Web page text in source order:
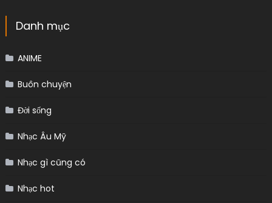
Danh mục
ANIME
Buôn chuyện
Đời sống
Nhạc Âu Mỹ
Nhạc gì cũng có
Nhạc hot